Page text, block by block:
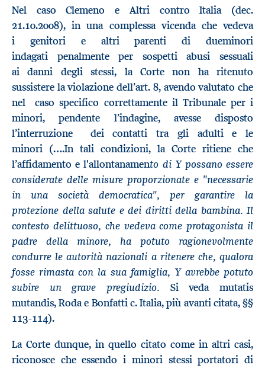
Nel caso Clemeno e Altri contro Italia (dec.
21.10.2008), in una complessa vicenda che vedeva
i genitori e altri parenti di dueminori
indagati penalmente per sospetti abusi sessuali
ai danni degli stessi, la Corte non ha ritenuto
sussistere la violazione dell’art. 8, avendo valutato che
nel caso specifico correttamente il Tribunale per i
minori, pendente l’indagine, avesse disposto
l’interruzione dei contatti tra gli adulti e le
minori (….In tali condizioni, la Corte ritiene che
l’affidamento e l'allontanamento di Y possano essere
considerate delle misure proporzionate e "necessarie
in una società democratica", per garantire la
protezione della salute e dei diritti della bambina. Il
contesto delittuoso, che vedeva come protagonista il
padre della minore, ha potuto ragionevolmente
condurre le autorità nazionali a ritenere che, qualora
fosse rimasta con la sua famiglia, Y avrebbe potuto
subire un grave pregiudizio. Si veda mutatis
mutandis, Roda e Bonfatti c. Italia, più avanti citata, §§
113-114).
La Corte dunque, in quello citato come in altri casi,
riconosce che essendo i minori stessi portatori di